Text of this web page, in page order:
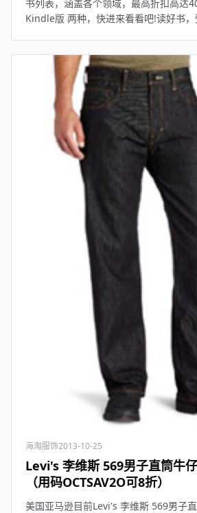
书列表，涵盖各个领域，最高折扣高达
Kindle版 两种，快进来看看吧!读好书
海淘服饰2013-10-25
Levi's 李维斯 569男子直筒牛
（用码OCTSAV2O可8折）
美国亚马逊目前Levi's 李维斯 569男子